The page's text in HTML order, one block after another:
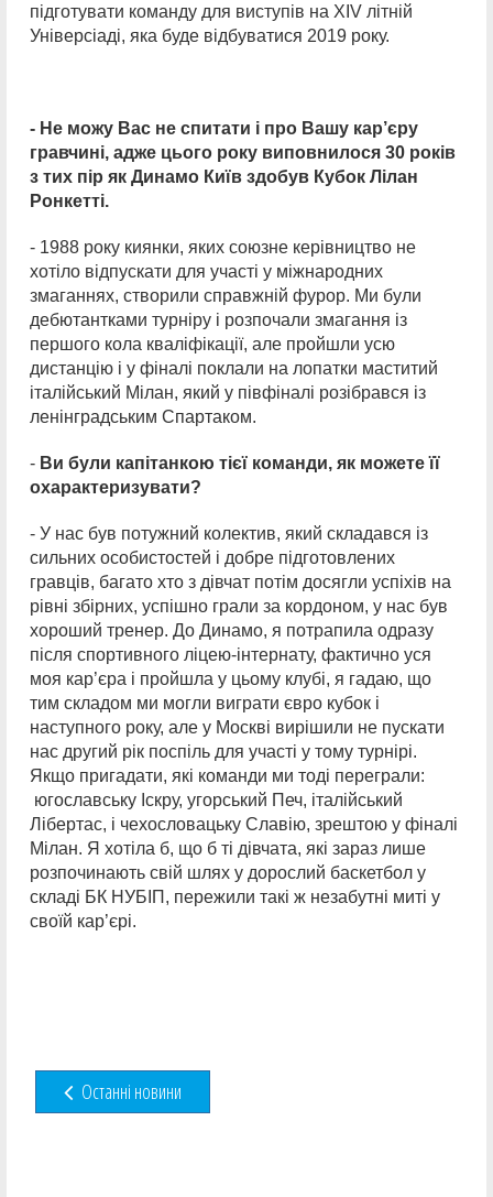
підготувати команду для виступів на ХІV літній
Універсіаді, яка буде відбуватися 2019 року.
- Не можу Вас не спитати і про Вашу кар’єру
гравчині, адже цього року виповнилося 30 років
з тих пір як Динамо Київ здобув Кубок Лілан
Ронкетті.
- 1988 року киянки, яких союзне керівництво не
хотіло відпускати для участі у міжнародних
змаганнях, створили справжній фурор. Ми були
дебютантками турніру і розпочали змагання із
першого кола кваліфікації, але пройшли усю
дистанцію і у фіналі поклали на лопатки маститий
італійський Мілан, який у півфіналі розібрався із
ленінградським Спартаком.
- Ви були капітанкою тієї команди, як можете її
охарактеризувати?
- У нас був потужний колектив, який складався із
сильних особистостей і добре підготовлених
гравців, багато хто з дівчат потім досягли успіхів на
рівні збірних, успішно грали за кордоном, у нас був
хороший тренер. До Динамо, я потрапила одразу
після спортивного ліцею-інтернату, фактично уся
моя кар’єра і пройшла у цьому клубі, я гадаю, що
тим складом ми могли виграти євро кубок і
наступного року, але у Москві вирішили не пускати
нас другий рік поспіль для участі у тому турнірі.
Якщо пригадати, які команди ми тоді переграли:
югославську Іскру, угорський Печ, італійський
Лібертас, і чехословацьку Славію, зрештою у фіналі
Мілан. Я хотіла б, що б ті дівчата, які зараз лише
розпочинають свій шлях у дорослий баскетбол у
складі БК НУБІП, пережили такі ж незабутні миті у
своїй кар’єрі.
Останні новини